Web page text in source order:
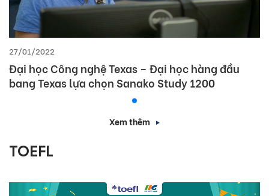
27/01/2022
Đại học Công nghệ Texas – Đại học hàng đầu
bang Texas lựa chọn Sanako Study 1200
Xem thêm
TOEFL